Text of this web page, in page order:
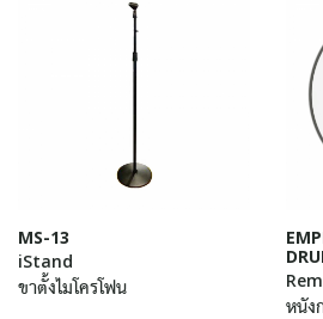
MS-13
iStand
ขาตั้งไมโครโฟน
หนัง